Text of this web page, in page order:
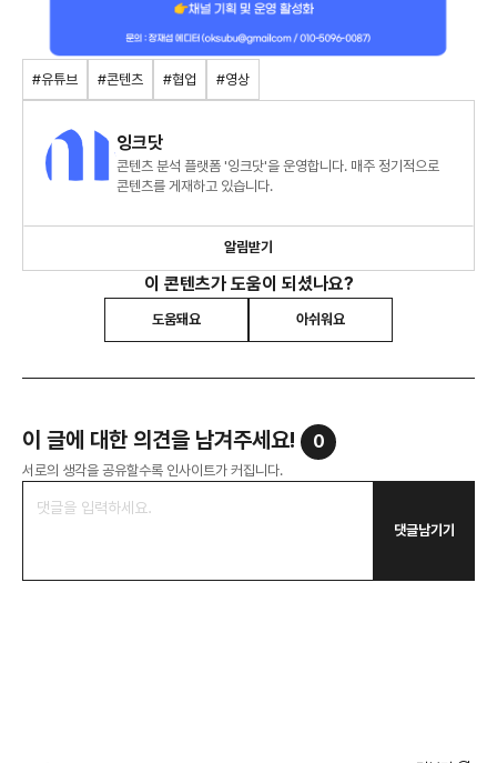
#유튜브 #콘텐츠 #협업 #영상
잉크닷
콘텐츠 분석 플랫폼 '잉크닷'을 운영합니다. 매주 정기적으로
콘텐츠를 게재하고 있습니다.
알림받기
이 콘텐츠가 도움이 되셨나요?
도움돼요 아쉬워요
이 글에 대한 의견을 남겨주세요! 0
서로의 생각을 공유할수록 인사이트가 커집니다.
댓글남기기